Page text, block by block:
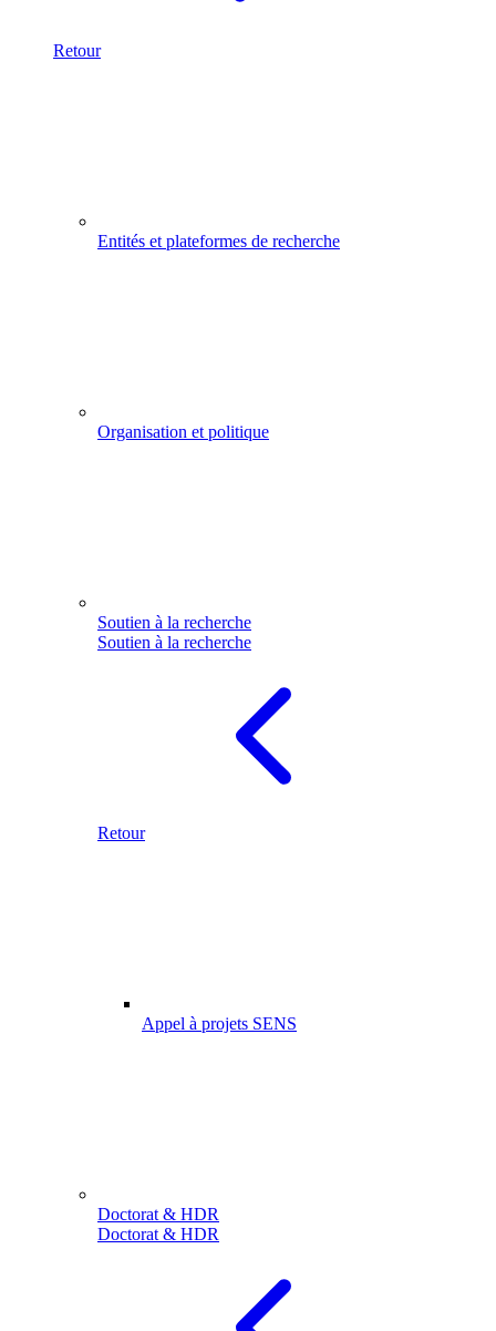
Retour
Entités et plateformes de recherche
Organisation et politique
Soutien à la recherche
Soutien à la recherche
Retour
Appel à projets SENS
Doctorat & HDR
Doctorat & HDR